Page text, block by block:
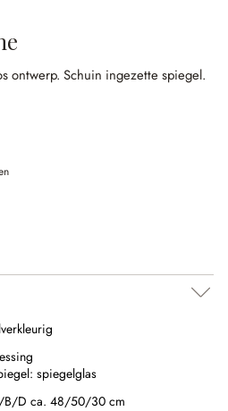
ontwerp. Schuin ingezette spiegel.
spiegelglas
B/D ca. 48/50/30 cm